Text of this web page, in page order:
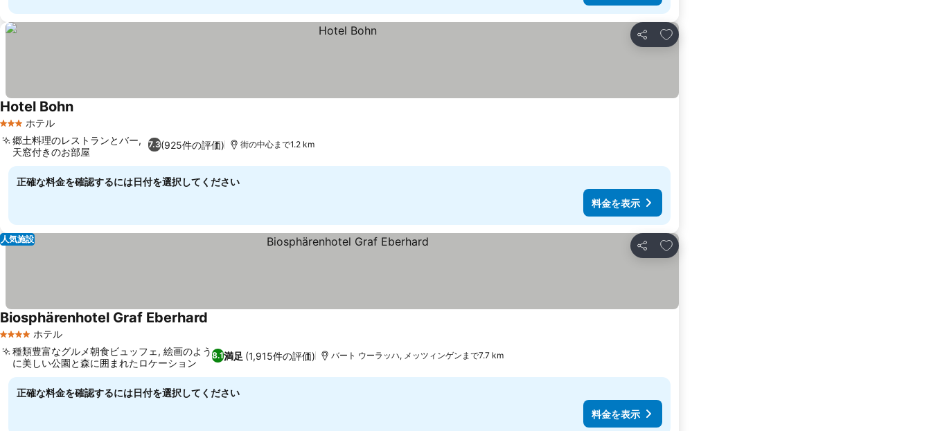
シェア
お気に入りに追加
3 ホテルのランク
ホテル
Hotel Bohn
7.3(925件の評価)
郷土料理のレストランとバー,
天窓付きのお部屋
街の中心まで1.2 km
正確な料金を確認するには日付を選択してください
料金を表示
シェア
お気に入りに追加
人気施設
4 ホテルのランク
ホテル
Biosphärenhotel Graf Eberhard
8.1満足 (1,915件の評価)
種類豊富なグルメ朝食ビュッフェ, 絵画のよう
に美しい公園と森に囲まれたロケーション
バート ウーラッハ, メッツィンゲンまで7.7 km
正確な料金を確認するには日付を選択してください
料金を表示